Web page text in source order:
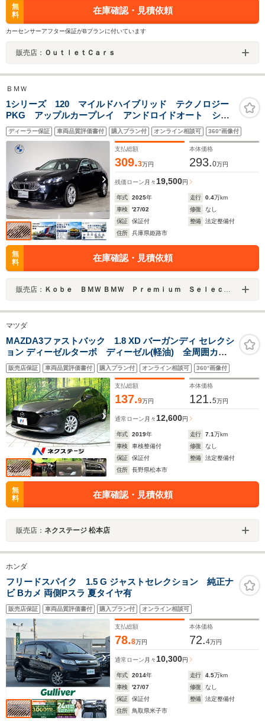
無
料
在庫確認・見積依頼
カーセンサーアフター保証がBプランに付いています
販売店： ＯｕｔｌｅｔＣａｒｓ
ＢＭＷ
1シリーズ 120 マイルドハイブリッド テクノロジー
PKG アップルカープレイ アンドロイドオート シー
トヒーター 全周囲カメラ 電動リヤゲート アンビエ
ントライト ハンズオフアシスト機能 ヘッドアップデ
ィスプレイ
ディーラー保証 車両品質評価書付 購入プラン付 オンライン相談可 360°画像付
支払総額
309.3万円
本体価格
293.0万円
残価ローン 月々 19,500円
年式 2025年 走行 0.4万km
車検
'27/02 修復
なし
保証
保証付 整備
法定整備付
住所
兵庫県姫路市
無
料
在庫確認・見積依頼
販売店： Ｋｏｂｅ ＢＭＷ ＢＭＷ Ｐｒｅｍｉｕｍ Ｓｅｌｅｃｔｉｏｎ 姫路
マツダ
MAZDA3ファストバック 1.8 XD バーガンディ セレクシ
ョン ディーゼルターボ ディーゼル(軽油) 全周囲カメ
ラ 衝突被害軽減システム レーダークルーズ 禁煙
車 レザーシート パワーシート コーナーセンサー
LEDヘッド ビルトインETC 純正18インチアルミ オ
ートハイビーム
販売店保証 車両品質評価書付 購入プラン付 オンライン相談可 360°画像付
支払総額
137.9万円
本体価格
121.5万円
通常ローン 月々 12,600円
年式 2019年 走行 7.1万km
車検
車検整備付 修復
なし
保証
保証付 整備
法定整備付
住所
長野県松本市
無
料
在庫確認・見積依頼
販売店： ネクステージ 松本店
ホンダ
フリードスパイク 1.5 G ジャストセレクション 純正ナ
ビ Bカメ 両側Pスラ 夏タイヤ有
販売店保証 車両品質評価書付 購入プラン付 オンライン相談可
支払総額
78.8万円
本体価格
72.4万円
通常ローン 月々10,300円
年式 2014年 走行 4.5万km
車検
'27/07 修復
なし
保証
保証付 整備
法定整備付
住所
鳥取県米子市